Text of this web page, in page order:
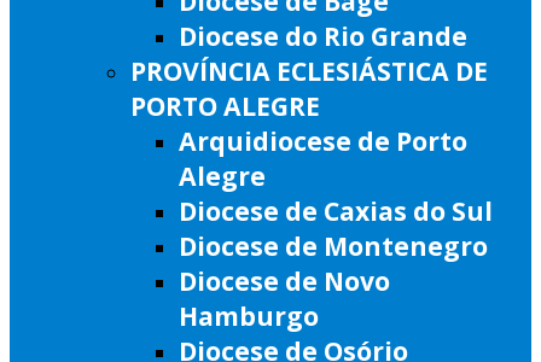
Diocese do Rio Grande
PROVÍNCIA ECLESIÁSTICA DE
PORTO ALEGRE
Arquidiocese de Porto
Alegre
Diocese de Caxias do Sul
Diocese de Montenegro
Diocese de Novo
Hamburgo
Diocese de Osório